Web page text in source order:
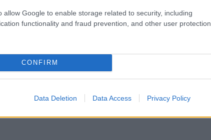
allow Google to enable storage related to security, including
functionality and fraud prevention, and other user protection.
CONFIRM
Data Deletion Data Access Privacy Policy
perfetti per l’estate! Ti immagini già con